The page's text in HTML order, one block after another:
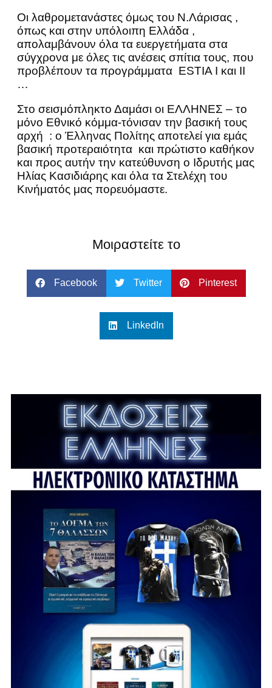
Οι λαθρομετανάστες όμως του Ν.Λάρισας ,
όπως και στην υπόλοιπη Ελλάδα ,
απολαμβάνουν όλα τα ευεργετήματα στα
σύγχρονα με όλες τις ανέσεις σπίτια τους, που
προβλέπουν τα προγράμματα ESTIA I και II
…
Στο σεισμόπληκτο Δαμάσι οι ΕΛΛΗΝΕΣ – το
μόνο Εθνικό κόμμα-τόνισαν την βασική τους
αρχή : ο Έλληνας Πολίτης αποτελεί για εμάς
βασική προτεραιότητα και πρώτιστο καθήκον
και προς αυτήν την κατεύθυνση ο Ιδρυτής μας
Ηλίας Κασιδιάρης και όλα τα Στελέχη του
Κινήματός μας πορευόμαστε.
Μοιραστείτε το
Facebook Twitter Pinterest
LinkedIn